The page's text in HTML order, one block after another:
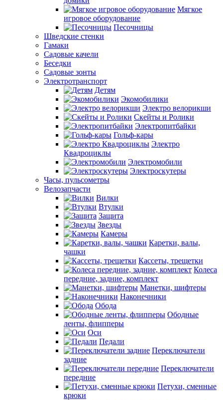
Мягкое
игровое оборудование
Песочницы
Шведские стенки
Гамаки
Садовые качели
Беседки
Садовые зонты
Электротранспорт
Детям
Экомобилики
Электро велорикши
Скейты и Ролики
Электропитбайки
Гольф-кары
Электро
Квадроциклы
Электромобили
Электроскутеры
Часы, пульсометры
Велозапчасти
Вилки
Втулки
Защита
Звезды
Камеры
Каретки, валы,
чашки
Кассеты, трещетки
Колеса
передние, задние, комплект
Манетки, шифтеры
Наконечники
Обода
Ободные
ленты, флипперы
Оси
Педали
Переключатели
задние
Переключатели
передние
Петухи, сменные
крюки